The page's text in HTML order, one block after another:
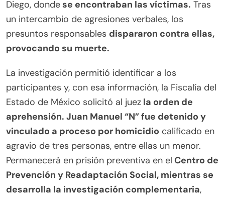
Diego, dondese encontraban las víctimas. Tras
un intercambio de agresiones verbales, los
presuntos responsables dispararon contra ellas,
provocando su muerte.
La investigación permitió identificar a los
participantes y, con esa información, la Fiscalía del
Estado de México solicitó al juez la orden de
aprehensión. Juan Manuel “N” fue detenido y
vinculado a proceso por homicidio calificado en
agravio de tres personas, entre ellas un menor.
Permanecerá en prisión preventiva en el Centro de
Prevención y Readaptación Social, mientras se
desarrolla la investigación complementaria,